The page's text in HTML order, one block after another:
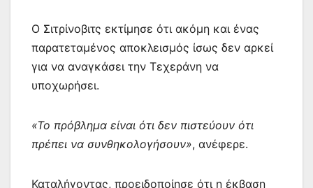
Ο Σιτρίνοβιτς εκτίμησε ότι ακόμη και ένας
παρατεταμένος αποκλεισμός ίσως δεν αρκεί
για να αναγκάσει την Τεχεράνη να
υποχωρήσει.
«Το πρόβλημα είναι ότι δεν πιστεύουν ότι
πρέπει να συνθηκολογήσουν», ανέφερε.
Καταλήγοντας, προειδοποίησε ότι η έκβαση